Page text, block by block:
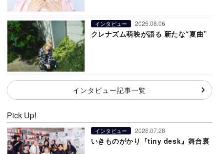
インタビュー 2026.08.06
クレナズム萌映が語る 新たな“夏曲”
インタビュー記事一覧
Pick Up!
インタビュー 2026.07.28
いきものがかり『tiny desk』舞台裏